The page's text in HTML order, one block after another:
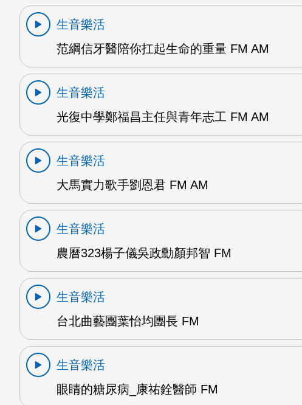
生音樂活
范綱信牙醫陪你扛起生命的重量 FM AM
生音樂活
光復中學鄭福昌主任與青年志工 FM AM
生音樂活
大馬實力歌手劉恩君 FM AM
生音樂活
農曆323楊子儀吳政勳顏邦智 FM
生音樂活
台北曲藝團葉怡均團長 FM
生音樂活
眼睛的糖尿病_康祐銓醫師 FM